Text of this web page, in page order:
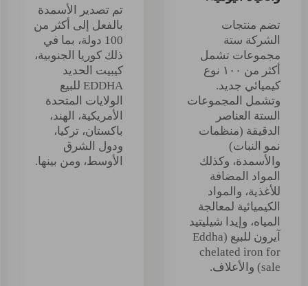
تضم منتجات
الشركة ستة
مجموعات تشمل
أكثر من ١٠٠ نوع
كيميائي جديد.
وتشمل المجموعات
الستة العناصر
الدقيقة (منظمات
نمو النبات)
والأسمدة، وكذلك
المواد المضافة
للأغذية، والمواد
الكيميائية لمعالجة
المياه، وإيدا شيليتيد
آيرون للبيع (Eddha
chelated iron for
sale) والأعلاف.
تم تصدير الأسمدة
بالفعل إلى أكثر من
100 دولة، بما في
ذلك كوريا الجنوبية،
كيبيت الحديد
EDDHA للبيع
الولايات المتحدة
الأمريكية، الهند،
باكستان، تركيا،
ودول الشرق
الأوسط، ومن بينها.